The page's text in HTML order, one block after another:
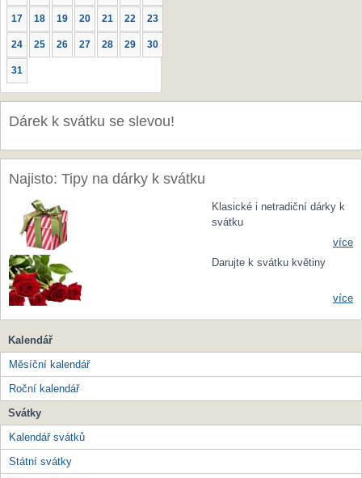
17 18 19 20 21 22 23
24 25 26 27 28 29 30
31
Dárek k svátku se slevou!
Najisto: Tipy na dárky k svátku
Klasické i netradiční dárky k
svátku
více
Darujte k svátku květiny
více
Kalendář
Měsíční kalendář
Roční kalendář
Svátky
Kalendář svátků
Státní svátky